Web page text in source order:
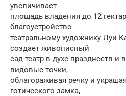
увеличивает
площадь владения до 12
благоустройство
театральному художнику Луи
создает живописный
сад-театр в духе празднеств и
видовые точки,
облагораживая речку и
готического замка,